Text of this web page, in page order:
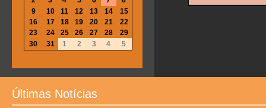
9
10 11 12 13 14
15
16
17 18 19 20 21
22
23
24 25 26 27 28
29
30
31 1 2 3 4 5
Últimas Notícias